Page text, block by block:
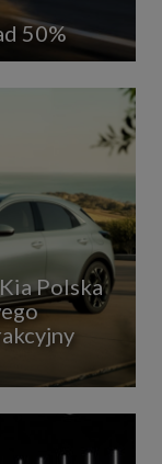
50%
Polska